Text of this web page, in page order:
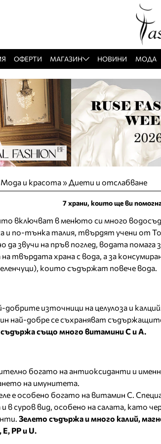
ОФЕРТИ МАГАЗИН НОВИНИ МОДА
Мода и красота»Диети и отслабване
7 храни, които ще ви
включват в менюто си много
и по-тънка талия, твърдят учени от
да звучи на пръв поглед, водата
на твърдата храна с вода, а за
които съдържат повече вода.
добрите източници на целулоза и
най-добре се съхраняват
също много витамини С и А.
богато на антиоксиданти и
на имунитета.
е особено богато на витамин С.
в суров вид, особено на салата, като
Зелето съдържа и много калий,
Е, РР и U.